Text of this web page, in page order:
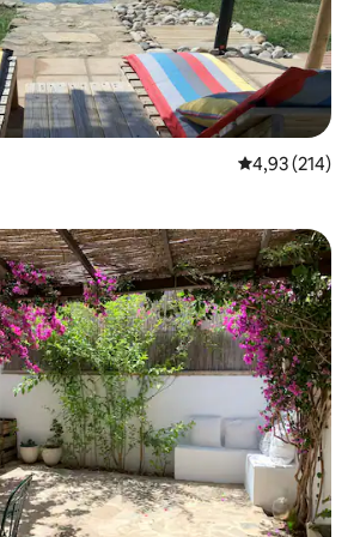
Średnia
4,93 (214)